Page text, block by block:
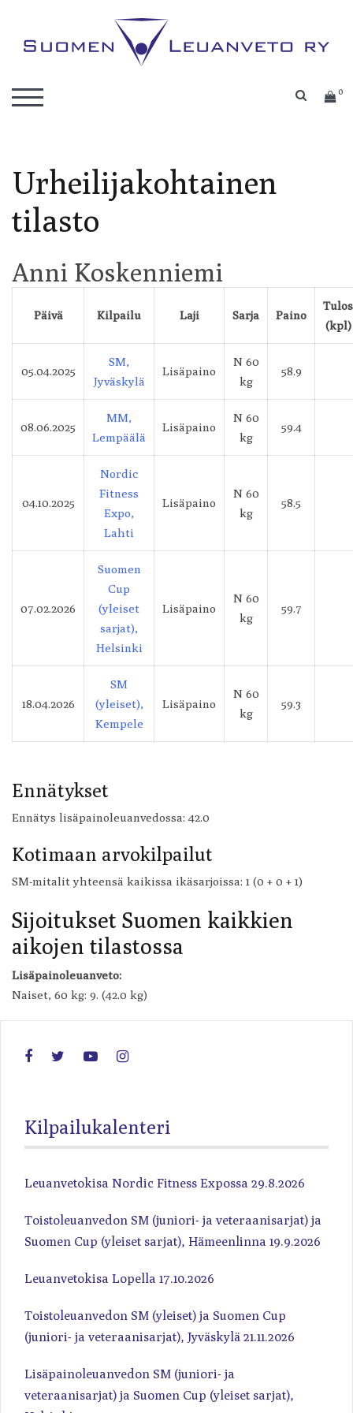
content
Suomen Leuanveto ry
TOGGLE MOBILE MENU
0
Urheilijakohtainen
tilasto
Anni Koskenniemi
Päivä Kilpailu Laji Sarja Paino
Tulos
(kpl)
05.04.2025
SM,
Jyväskylä
Lisäpaino
N 60
kg
58.9
08.06.2025
MM,
Lempäälä
Lisäpaino
N 60
kg
59.4
04.10.2025
Nordic
Fitness
Expo,
Lahti
Lisäpaino
N 60
kg
58.5
07.02.2026
Suomen
Cup
(yleiset
sarjat),
Helsinki
Lisäpaino
N 60
kg
59.7
18.04.2026
SM
(yleiset),
Kempele
Lisäpaino
N 60
kg
59.3
Ennätykset
Ennätys lisäpainoleuanvedossa: 42.0
Kotimaan arvokilpailut
SM-mitalit yhteensä kaikissa ikäsarjoissa: 1 (0 + 0 + 1)
Sijoitukset Suomen kaikkien
aikojen tilastossa
Lisäpainoleuanveto:
Naiset, 60 kg: 9. (42.0 kg)
Kilpailukalenteri
Leuanvetokisa Nordic Fitness Expossa 29.8.2026
Toistoleuanvedon SM (juniori- ja veteraanisarjat) ja
Suomen Cup (yleiset sarjat), Hämeenlinna 19.9.2026
Leuanvetokisa Lopella 17.10.2026
Toistoleuanvedon SM (yleiset) ja Suomen Cup
(juniori- ja veteraanisarjat), Jyväskylä 21.11.2026
Lisäpainoleuanvedon SM (juniori- ja
veteraanisarjat) ja Suomen Cup (yleiset sarjat),